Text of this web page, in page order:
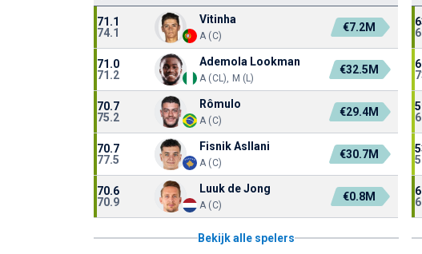
71.1
74.1
Vitinha
A (C)
€7.2M
71.0
71.2
Ademola Lookman
A (CL), M (L)
€32.5M
70.7
75.2
Rômulo
A (C)
€29.4M
70.7
77.5
Fisnik Asllani
A (C)
€30.7M
70.6
70.9
Luuk de Jong
A (C)
€0.8M
Bekijk alle spelers